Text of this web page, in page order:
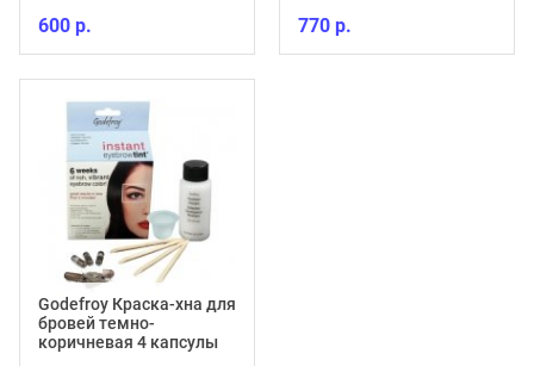
600 р.
Godefroy Краска-хна для
бровей темно-
коричневая 4 капсулы
770 р.